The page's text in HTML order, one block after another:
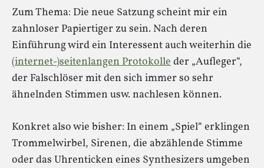
Zum Thema: Die neue Satzung scheint mir ein
zahnloser Papiertiger zu sein. Nach deren
Einführung wird ein Interessent auch weiterhin die
(internet-)seitenlangen Protokolleder „Aufleger“,
der Falschlöser mit den sich immer so sehr
ähnelnden Stimmen usw. nachlesen können.
Konkret also wie bisher: In einem „Spiel“ erklingen
Trommelwirbel, Sirenen, die abzählende Stimme
oder das Uhrenticken eines Synthesizers umgeben